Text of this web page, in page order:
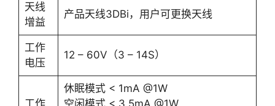
天线
增益
产品天线3DBi，用户可更换天线
工作
电压
12 – 60V（3 – 14S）
休眠模式 < 1mA @1W